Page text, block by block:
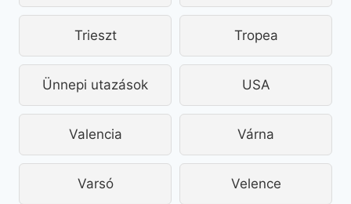
Trieszt Tropea
Ünnepi utazások USA
Valencia Várna
Varsó Velence